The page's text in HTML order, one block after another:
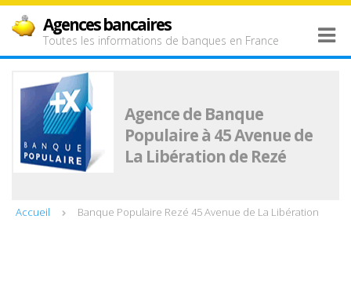
Agences bancaires
Toutes les informations de banques en France
Agence de Banque
Populaire à 45 Avenue de
La Libération de Rezé
Accueil Banque Populaire Rezé 45 Avenue de La Libération